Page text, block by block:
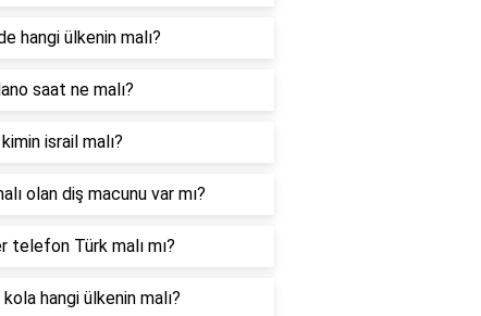
hangi ülkenin malı?
saat ne malı?
israil malı?
olan diş macunu var mı?
telefon Türk malı mı?
hangi ülkenin malı?